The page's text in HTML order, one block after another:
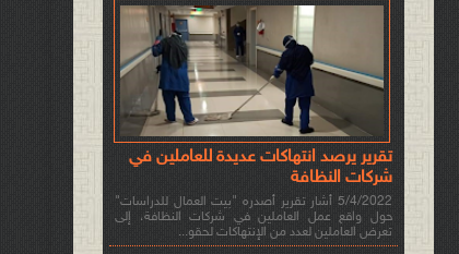
تقرير يرصد انتهاكات عديدة للعاملين في
شركات النظافة
5/4/2022 أشار تقرير أصدره "بيت العمال للدراسات"
حول واقع عمل العاملين في شركات النظافة، إلى
تعرض العاملين لعدد من الإنتهاكات لحقو...